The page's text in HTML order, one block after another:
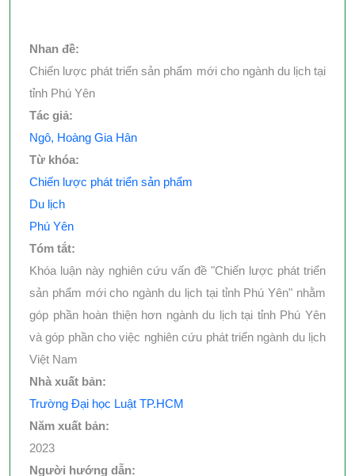
Nhan đề:
Chiến lược phát triển sản phẩm mới cho ngành du lịch tại
tỉnh Phú Yên
Tác giả:
Ngô, Hoàng Gia Hân
Từ khóa:
Chiến lược phát triển sản phẩm
Du lịch
Phú Yên
Tóm tắt:
Khóa luận này nghiên cứu vấn đề "Chiến lược phát triển
sản phẩm mới cho ngành du lịch tại tỉnh Phú Yên" nhằm
góp phần hoàn thiện hơn ngành du lịch tại tỉnh Phú Yên
và góp phần cho việc nghiên cứu phát triển ngành du lịch
Việt Nam
Nhà xuất bản:
Trường Đại học Luật TP.HCM
Năm xuất bản:
2023
Người hướng dẫn: